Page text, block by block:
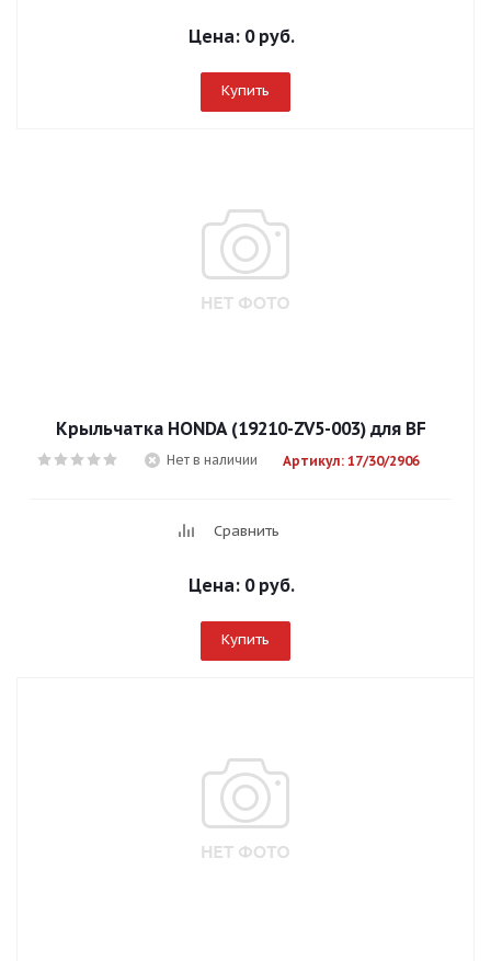
Цена: 0 руб.
Купить
Крыльчатка HONDA (19210-ZV5-003) для BF
Нет в наличии Артикул: 17/30/2906
Сравнить
Цена: 0 руб.
Купить